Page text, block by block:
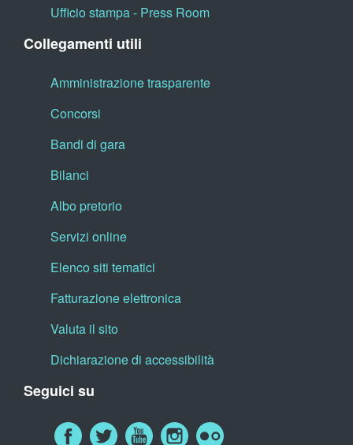
Ufficio stampa - Press Room
Collegamenti utili
Amministrazione trasparente
Concorsi
Bandi di gara
Bilanci
Albo pretorio
Servizi online
Elenco siti tematici
Fatturazione elettronica
Valuta il sito
Dichiarazione di accessibilità
Seguici su